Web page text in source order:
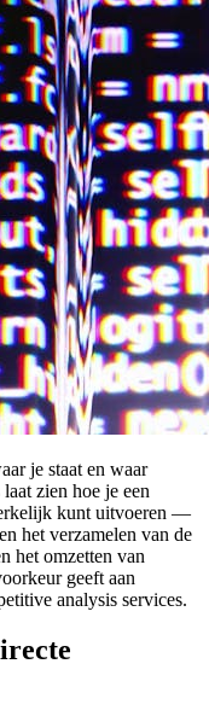
je staat en waar
zien hoe je een
kunt uitvoeren —
het verzamelen van de
het omzetten van
geeft aan
analysis services.